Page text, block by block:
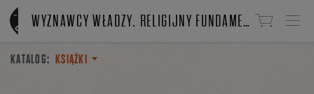
Linki do przejścia
WYZNAWCY WŁADZY. RELIGIJNY FUNDAMENTALIZM I POLITYKA W USA
KATALOG: KSIĄŻKI